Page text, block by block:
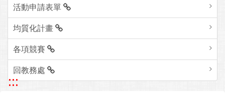
活動申請表單
均質化計畫
各項競賽
回教務處
:::